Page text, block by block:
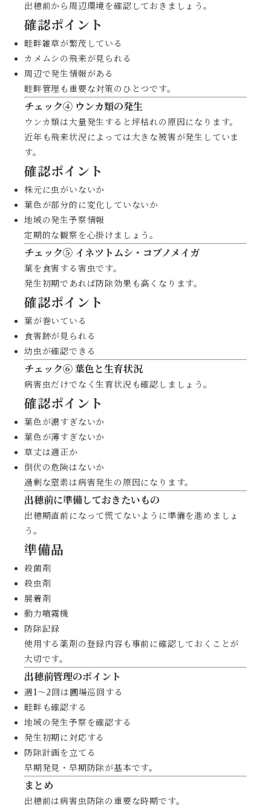
出穂前から周辺環境を確認しておきましょう。
確認ポイント
畦畔雑草が繁茂している
カメムシの飛来が見られる
周辺で発生情報がある
畦畔管理も重要な対策のひとつです。
チェック④ ウンカ類の発生
ウンカ類は大量発生すると坪枯れの原因になります。
近年も飛来状況によっては大きな被害が発生していま
す。
確認ポイント
株元に虫がいないか
葉色が部分的に変化していないか
地域の発生予察情報
定期的な観察を心掛けましょう。
チェック⑤ イネツトムシ・コブノメイガ
葉を食害する害虫です。
発生初期であれば防除効果も高くなります。
確認ポイント
葉が巻いている
食害跡が見られる
幼虫が確認できる
チェック⑥ 葉色と生育状況
病害虫だけでなく生育状況も確認しましょう。
確認ポイント
葉色が濃すぎないか
葉色が薄すぎないか
草丈は適正か
倒伏の危険はないか
過剰な窒素は病害発生の原因になります。
出穂前に準備しておきたいもの
出穂期直前になって慌てないように準備を進めましょ
う。
準備品
殺菌剤
殺虫剤
展着剤
動力噴霧機
防除記録
使用する薬剤の登録内容も事前に確認しておくことが
大切です。
出穂前管理のポイント
週1〜2回は圃場巡回する
畦畔も確認する
地域の発生予察を確認する
発生初期に対応する
防除計画を立てる
早期発見・早期防除が基本です。
まとめ
出穂前は病害虫防除の重要な時期です。